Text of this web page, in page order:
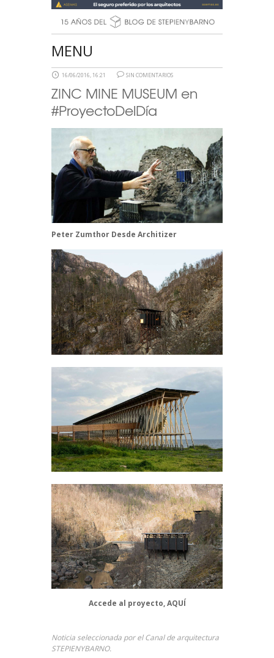
MENU
16/06/2016, 16:21 SIN COMENTARIOS
ZINC MINE MUSEUM en
#ProyectoDelDía
Peter Zumthor Desde Architizer
Accede al proyecto,AQUÍ
Noticia seleccionada por el Canal de arquitectura
STEPIENYBARNO.